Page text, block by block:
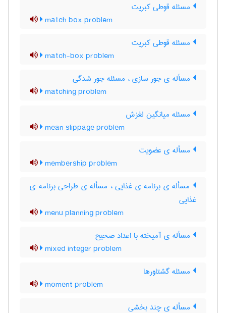
مسئله قوطی کبریت
match box problem
مسئله قوطی کبریت
match-box problem
مسأله ی جور سازی ، مسئله جور شدگی
matching problem
مسئله میانگین لغزش
mean slippage problem
مسأله ی عضویت
membership problem
مسأله ی برنامه ی غذایی ، مسأله ی طراحی برنامه ی
غذایی
menu planning problem
مسأله ی آمیخته با اعداد صحیح
mixed integer problem
مسئله گشتاورها
moment problem
مسأله ی چند بخشی